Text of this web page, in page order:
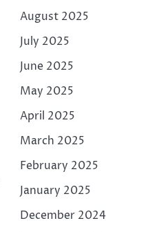
August 2025
July 2025
June 2025
May 2025
April 2025
March 2025
February 2025
January 2025
December 2024